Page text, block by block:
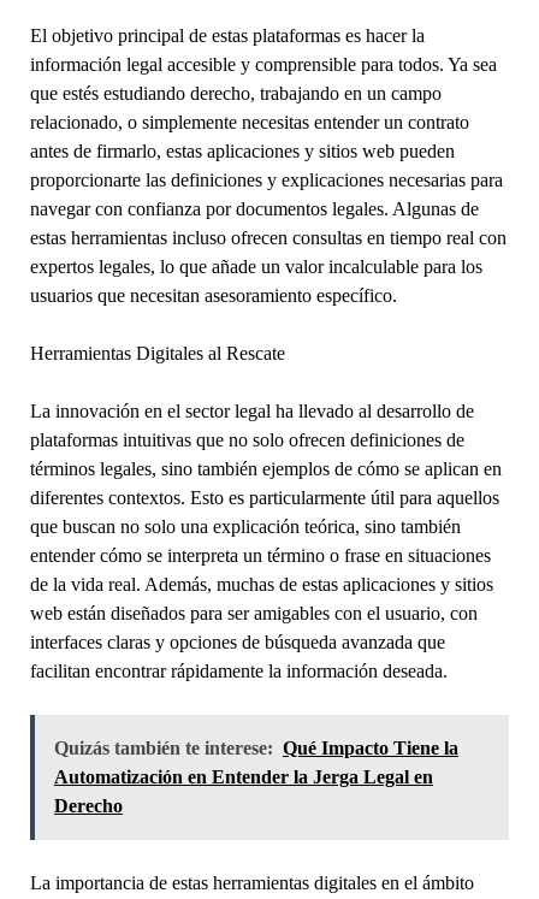
El objetivo principal de estas plataformas es hacer la
información legal accesible y comprensible para todos. Ya sea
que estés estudiando derecho, trabajando en un campo
relacionado, o simplemente necesitas entender un contrato
antes de firmarlo, estas aplicaciones y sitios web pueden
proporcionarte las definiciones y explicaciones necesarias para
navegar con confianza por documentos legales. Algunas de
estas herramientas incluso ofrecen consultas en tiempo real con
expertos legales, lo que añade un valor incalculable para los
usuarios que necesitan asesoramiento específico.
Herramientas Digitales al Rescate
La innovación en el sector legal ha llevado al desarrollo de
plataformas intuitivas que no solo ofrecen definiciones de
términos legales, sino también ejemplos de cómo se aplican en
diferentes contextos. Esto es particularmente útil para aquellos
que buscan no solo una explicación teórica, sino también
entender cómo se interpreta un término o frase en situaciones
de la vida real. Además, muchas de estas aplicaciones y sitios
web están diseñados para ser amigables con el usuario, con
interfaces claras y opciones de búsqueda avanzada que
facilitan encontrar rápidamente la información deseada.
Quizás también te interese: Qué Impacto Tiene la
Automatización en Entender la Jerga Legal en
Derecho
La importancia de estas herramientas digitales en el ámbito